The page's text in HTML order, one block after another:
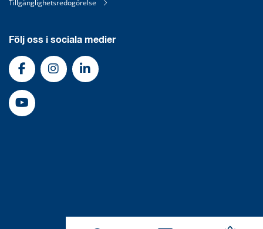
Tillgänglighetsredogörelse
Följ oss i sociala medier